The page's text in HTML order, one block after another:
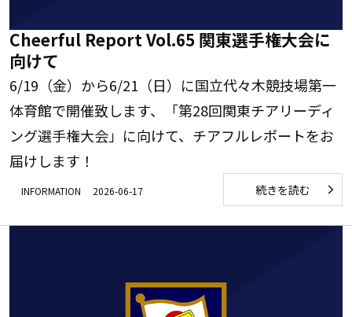
Cheerful Report Vol.65 関東選手権大会に
向けて
6/19（金）から6/21（日）に国立代々木競技場第一
体育館で開催致します、「第28回関東チアリーディ
ング選手権大会」に向けて、チアフルレポートをお
届けします！
INFORMATION 2026-06-17 続きを読む